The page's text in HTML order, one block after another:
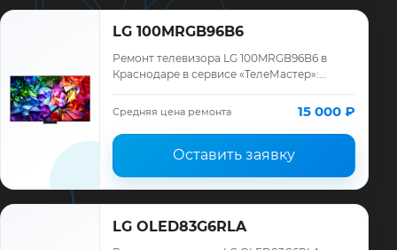
LG 100MRGB96B6
Ремонт телевизора LG 100MRGB96B6 в
Краснодаре в сервисе «ТелеМастер»:
запчасти и гарантия до 12 месяцев.
Средняя цена ремонта 15 000 ₽
Оставить заявку
LG OLED83G6RLA